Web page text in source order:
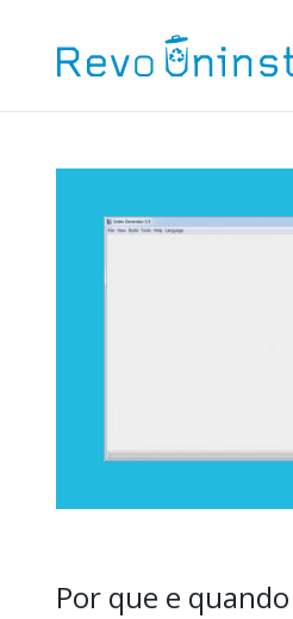
Por que e